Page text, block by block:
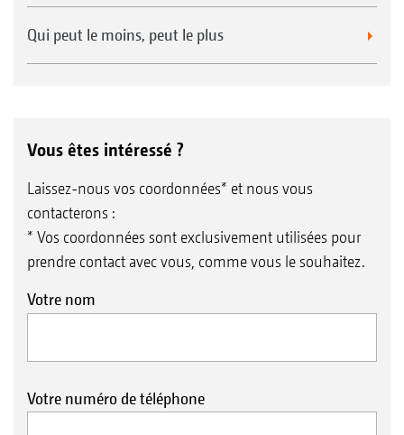
Qui peut le moins, peut le plus
Vous êtes intéressé ?
Laissez-nous vos coordonnées* et nous vous
contacterons :
* Vos coordonnées sont exclusivement utilisées pour
prendre contact avec vous, comme vous le souhaitez.
Votre nom
Votre numéro de téléphone